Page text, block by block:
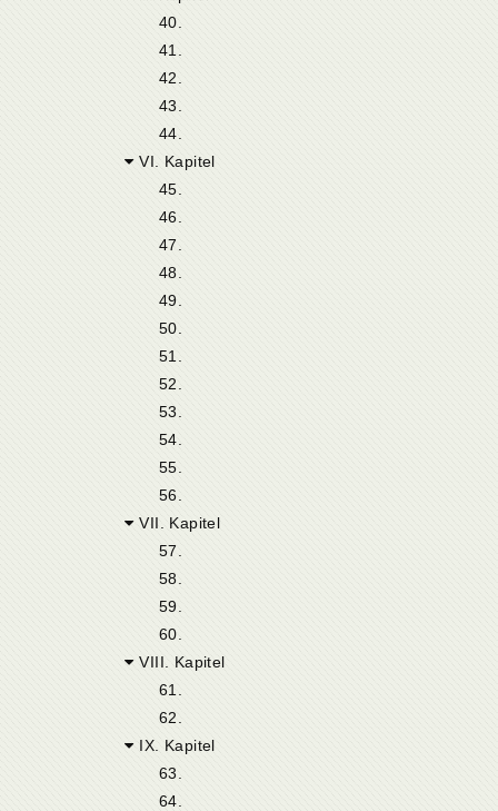
40.
41.
42.
43.
44.
VI. Kapitel
45.
46.
47.
48.
49.
50.
51.
52.
53.
54.
55.
56.
VII. Kapitel
57.
58.
59.
60.
VIII. Kapitel
61.
62.
IX. Kapitel
63.
64.